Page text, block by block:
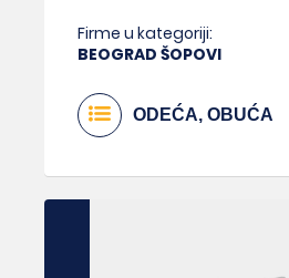
Firme u kategoriji:
BEOGRAD ŠOPOVI
ODEĆA, OBUĆA